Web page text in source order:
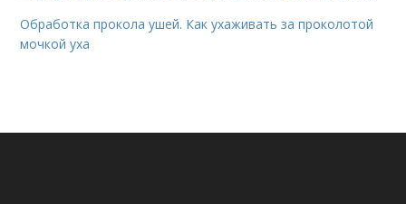
Обработка прокола ушей. Как ухаживать за проколотой
мочкой уха